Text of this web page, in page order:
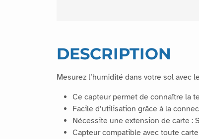
DESCRIPTION
Mesurez l’humidité dans votre sol avec
Ce capteur permet de connaître la
Facile d’utilisation grâce à la
Nécessite une extension de carte :
Capteur compatible avec toute carte